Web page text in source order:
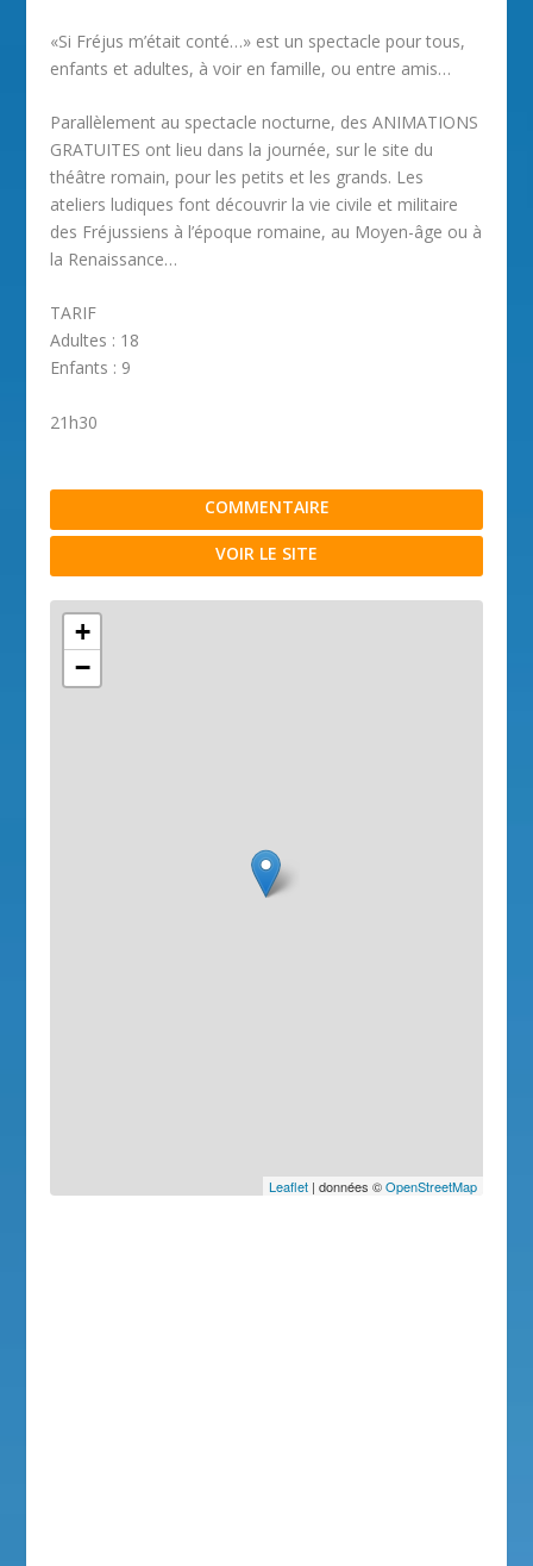
«Si Fréjus m’était conté…» est un spectacle pour tous,
enfants et adultes, à voir en famille, ou entre amis…
Parallèlement au spectacle nocturne, des ANIMATIONS
GRATUITES ont lieu dans la journée, sur le site du
théâtre romain, pour les petits et les grands. Les
ateliers ludiques font découvrir la vie civile et militaire
des Fréjussiens à l’époque romaine, au Moyen-âge ou à
la Renaissance…
TARIF
Adultes : 18
Enfants : 9
21h30
COMMENTAIRE
VOIR LE SITE
+
−
Leaflet| données ©OpenStreetMap